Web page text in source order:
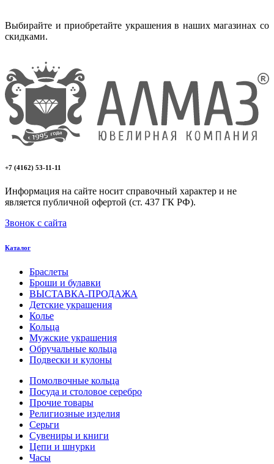
Выбирайте и приобретайте украшения в наших магазинах со
скидками.
+7 (4162) 53-11-11
Информация на сайте носит справочный характер и не
является публичной офертой (ст. 437 ГК РФ).
Звонок с сайта
Каталог
Браслеты
Броши и булавки
ВЫСТАВКА-ПРОДАЖА
Детские украшения
Колье
Кольца
Мужские украшения
Обручальные кольца
Подвески и кулоны
Помолвочные кольца
Посуда и столовое серебро
Прочие товары
Религиозные изделия
Серьги
Сувениры и книги
Цепи и шнурки
Часы